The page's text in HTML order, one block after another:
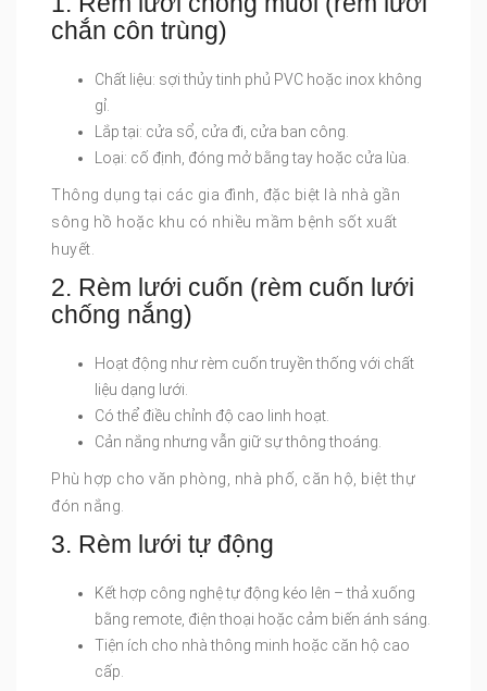
chắn côn trùng)
Chất liệu: sợi thủy tinh phủ PVC hoặc inox không
gỉ.
Lắp tại: cửa sổ, cửa đi, cửa ban công.
Loại: cố định, đóng mở bằng tay hoặc cửa lùa.
Thông dụng tại các gia đình, đặc biệt là nhà gần
sông hồ hoặc khu có nhiều mầm bệnh sốt xuất
huyết.
2. Rèm lưới cuốn (rèm cuốn lưới
chống nắng)
Hoạt động như rèm cuốn truyền thống với chất
liệu dạng lưới.
Có thể điều chỉnh độ cao linh hoạt.
Cản nắng nhưng vẫn giữ sự thông thoáng.
Phù hợp cho văn phòng, nhà phố, căn hộ, biệt thự
đón nắng.
3. Rèm lưới tự động
Kết hợp công nghệ tự động kéo lên – thả xuống
bằng remote, điện thoại hoặc cảm biến ánh sáng.
Tiện ích cho nhà thông minh hoặc căn hộ cao
cấp.